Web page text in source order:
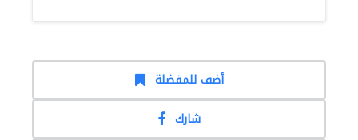
أضف للمفضلة
شارك